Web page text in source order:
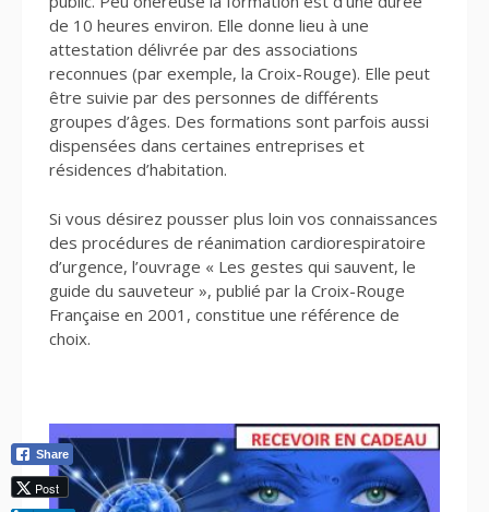
de 10 heures environ. Elle donne lieu à une
attestation délivrée par des associations
reconnues (par exemple, la Croix-Rouge). Elle peut
être suivie par des personnes de différents
groupes d’âges. Des formations sont parfois aussi
dispensées dans certaines entreprises et
résidences d’habitation.
Si vous désirez pousser plus loin vos connaissances
des procédures de réanimation cardiorespiratoire
d’urgence, l’ouvrage « Les gestes qui sauvent, le
guide du sauveteur », publié par la Croix-Rouge
Française en 2001, constitue une référence de
choix.
Share
Post